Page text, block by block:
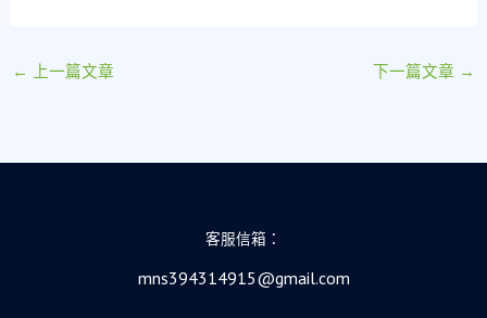
← 上一篇文章 下一篇文章 →
客服信箱：
mns394314915@gmail.com